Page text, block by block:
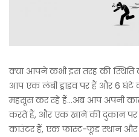
क्या आपने कभी इस तरह की स्थिति
आप एक लंबी ड्राइव पर हैं और 6 घंटे
महसूस कर रहे हैं…अब आप अपनी कार
करते हैं, और एक खाने की दुकान पर
काउंटर हैं, एक फास्ट-फूड स्थान